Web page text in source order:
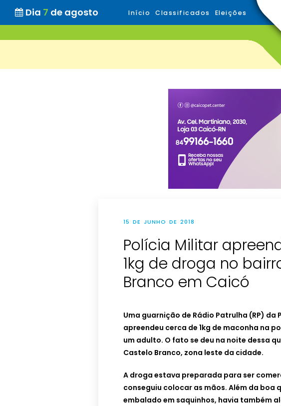
Dia 7 de agosto Início Classificados Eleições
15 DE JUNHO DE 2018
Polícia Militar
1kg de droga no
Branco em Caicó
Uma guarnição de Rádio Patrulha (RP) da
apreendeu cerca de 1kg de maconha na
um adulto. O fato se deu na noite dessa
Castelo Branco, zona leste da cidade.
A droga estava preparada para ser
conseguiu colocar as mãos. Além da boa
embalado em saquinhos, havia também